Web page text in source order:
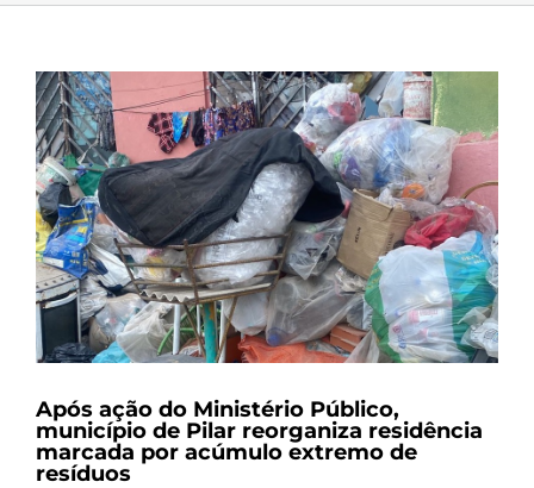
View
Larger
Image
Após ação do Ministério Público,
município de Pilar reorganiza residência
marcada por acúmulo extremo de
resíduos